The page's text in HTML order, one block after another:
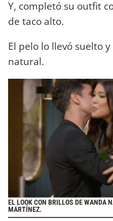
Y, completó su outfit
de taco alto.
El pelo lo llevó suelto
natural.
EL LOOK CON BRILLOS DE WANDA
MARTÍNEZ.